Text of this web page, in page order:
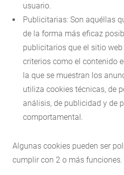
usuario.
Publicitarias: Son aquéllas
de la forma más eficaz
publicitarios que el sitio
criterios como el contenido
la que se muestran los
utiliza cookies técnicas, de
análisis, de publicidad y de
comportamental.
Algunas cookies pueden ser
cumplir con 2 o más funciones.